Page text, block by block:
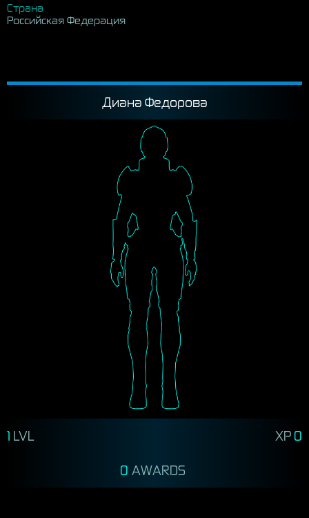
Страна
Российская Федерация
Диана Федорова
1 LVL XP 0
0